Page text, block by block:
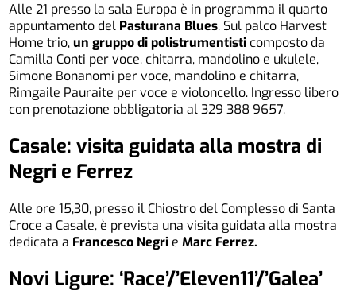
Alle 21 presso la sala Europa è in programma il quarto
appuntamento del Pasturana Blues. Sul palco Harvest
Home trio,un gruppo di polistrumentisti composto da
Camilla Conti per voce, chitarra, mandolino e ukulele,
Simone Bonanomi per voce, mandolino e chitarra,
Rimgaile Pauraite per voce e violoncello. Ingresso libero
con prenotazione obbligatoria al 329 388 9657.
Casale: visita guidata alla mostra di
Negri e Ferrez
Alle ore 15,30, presso il Chiostro del Complesso di Santa
Croce a Casale, è prevista una visita guidata alla mostra
dedicata a Francesco Negri eMarc Ferrez.
Novi Ligure: ‘Race’/’Eleven11’/’Galea’